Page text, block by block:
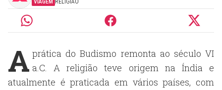
A prática do Budismo remonta ao século VI
a.C. A religião teve origem na Índia e
atualmente é praticada em vários países, com